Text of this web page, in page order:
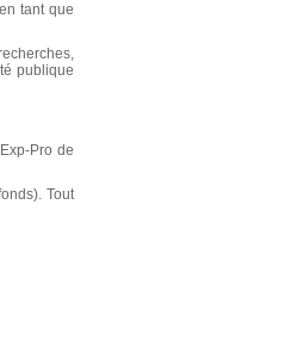
tant que
publique
Pro de
Tout